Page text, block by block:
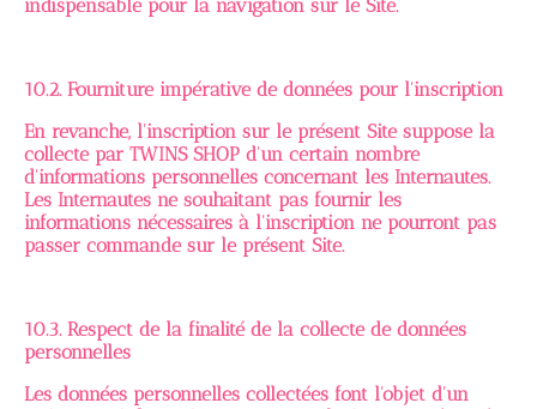
indispensable pour la navigation sur le Site.
10.2. Fourniture impérative de données pour l'inscription
En revanche, l'inscription sur le présent Site suppose la
collecte par TWINS SHOP d'un certain nombre
d'informations personnelles concernant les Internautes.
Les Internautes ne souhaitant pas fournir les
informations nécessaires à l'inscription ne pourront pas
passer commande sur le présent Site.
10.3. Respect de la finalité de la collecte de données
personnelles
Les données personnelles collectées font l'objet d'un